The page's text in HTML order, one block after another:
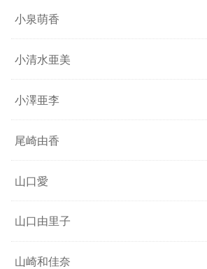
小泉萌香
小清水亜美
小澤亜李
尾崎由香
山口愛
山口由里子
山崎和佳奈